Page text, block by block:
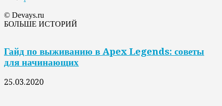
© Devays.ru
БОЛЬШЕ ИСТОРИЙ
Гайд по выживанию в Apex Legends: советы
для начинающих
25.03.2020